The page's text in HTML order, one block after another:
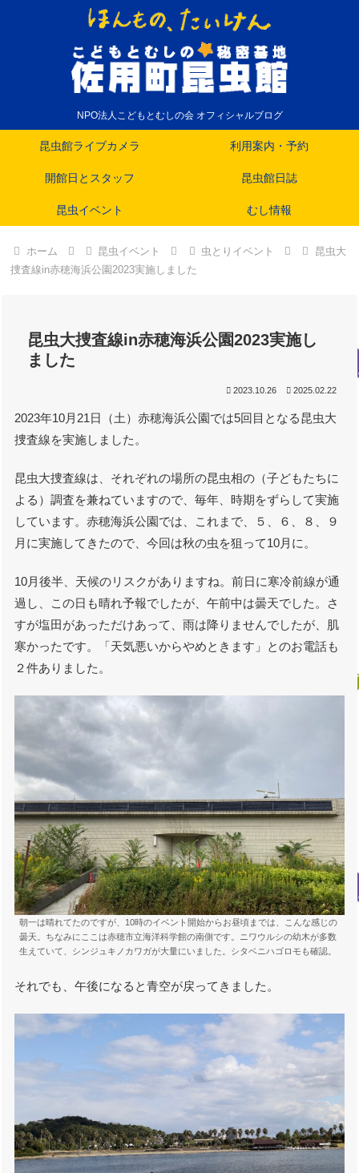
NPO法人こどもとむしの会 オフィシャルブログ
昆虫館ライブカメラ 利用案内・予約
開館日とスタッフ 昆虫館日誌
昆虫イベント むし情報
ホーム 昆虫イベント 虫とりイベント
昆虫大
捜査線in赤穂海浜公園2023実施しました
昆虫大捜査線in赤穂海浜公園2023実施し
ました
2023.10.26 2025.02.22
2023年10月21日（土）赤穂海浜公園では5回目となる昆虫大
捜査線を実施しました。
昆虫大捜査線は、それぞれの場所の昆虫相の（子どもたちに
よる）調査を兼ねていますので、毎年、時期をずらして実施
しています。赤穂海浜公園では、これまで、５、６、８、９
月に実施してきたので、今回は秋の虫を狙って10月に。
10月後半、天候のリスクがありますね。前日に寒冷前線が通
過し、この日も晴れ予報でしたが、午前中は曇天でした。さ
すが塩田があっただけあって、雨は降りませんでしたが、肌
寒かったです。「天気悪いからやめときます」とのお電話も
２件ありました。
朝一は晴れてたのですが、10時のイベント開始からお昼頃までは、こんな感じの
曇天。ちなみにここは赤穂市立海洋科学館の南側です。ニワウルシの幼木が多数
生えていて、シンジュキノカワガが大量にいました。シタベニハゴロモも確認。
それでも、午後になると青空が戻ってきました。